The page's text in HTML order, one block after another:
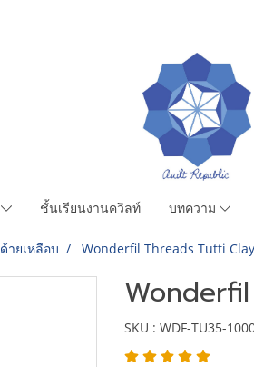
ชั้นเรียนงานควิลท์ บทความ
ด้ายเหลือบ Wonderfil Threads Tutti Clay
SKU : WDF-TU35-